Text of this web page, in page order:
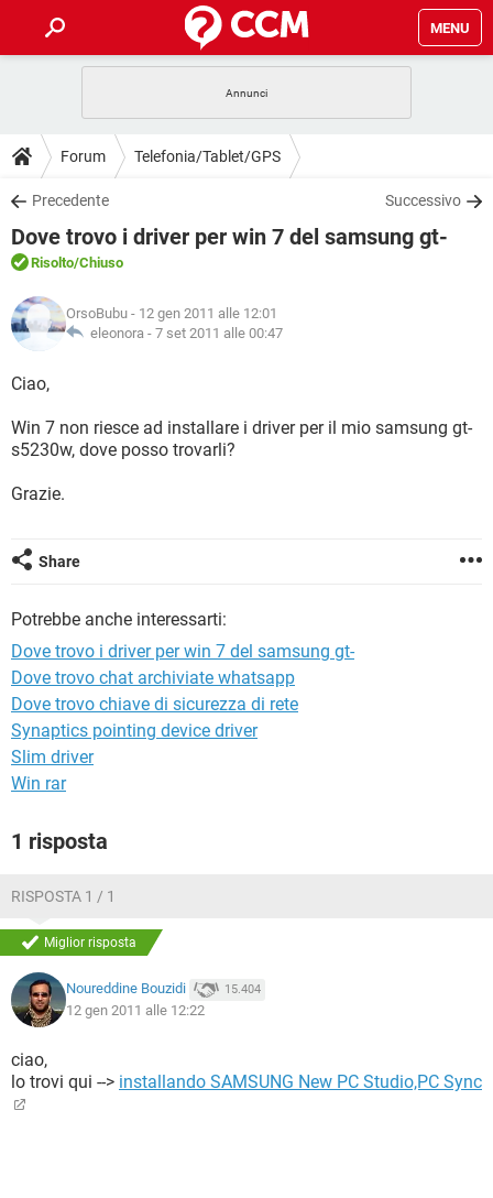
MENU
INTRATTENIMENTO ANDROID
iOS
INSTAGRAM WHATSAPP
TIKTOK
HARDWARE
GUIDE
COVID-19 GAMING
iOS
INSTAGRAM
TIKTOK FACEBOOK
DOWNLOAD
COVID-19 GAMING
INTRATTENIMENTO
iOS WINDOWS 10
INSTAGRAM
TIKTOK
HARDWARE
FORUM
COVID-19
INTRATTENIMENTO ANDROID
TIKTOK
GLOSSARIO
COVID-19
INTRATTENIMENTO
iOS WINDOWS 10
INSTAGRAM
TIKTOK
Forum Telefonia/Tablet/GPS
Precedente Successivo
Dove trovo i driver per win 7 del samsung gt-
Risolto/Chiuso
OrsoBubu - 12 gen 2011 alle 12:01
eleonora - 7 set 2011 alle 00:47
Ciao,
Win 7 non riesce ad installare i driver per il mio samsung gt-
s5230w, dove posso trovarli?
Grazie.
Share
Potrebbe anche interessarti:
Dove trovo i driver per win 7 del samsung gt-
Dove trovo chat archiviate whatsapp
Dove trovo chiave di sicurezza di rete
Synaptics pointing device driver
Slim driver
Win rar
1 risposta
RISPOSTA 1 / 1
Miglior risposta
Noureddine Bouzidi 15.404
12 gen 2011 alle 12:22
ciao,
lo trovi qui --> installando SAMSUNG New PC Studio,PC Sync